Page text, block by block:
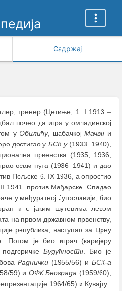
Садржај
тренер (Цетиње, 1. I 1913 –
почео да игра у омладинској
у Обилићу, шабачкој Мачвии
достигао у БСК-у(1933–1940),
првенства (1935, 1936,
осам пута (1936–1941) и дао
Пољске 6. IX 1936, а опростио
1941. против Мађарске. Спадао
у међуратној Југославији, био
и с јаким шутевима левом
на првом државном првенству,
република, наступао за Црну
Потом је био играч (каријеру
Будућности. Био је
Раднички (1955/56) иБСК-а
59) и ОФК Београда (1959/60),
1964/65) и Кувајту.